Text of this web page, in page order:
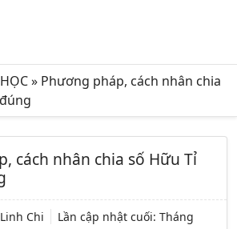
» Phương pháp, cách nhân chia
cách nhân chia số Hữu Tỉ
Chi Lần cập nhật cuối: Tháng